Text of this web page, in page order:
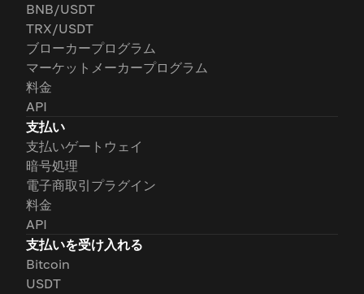
BNB/USDT
TRX/USDT
ブローカープログラム
マーケットメーカープログラム
料金
API
支払い
支払いゲートウェイ
暗号処理
電子商取引プラグイン
料金
API
支払いを受け入れる
Bitcoin
USDT